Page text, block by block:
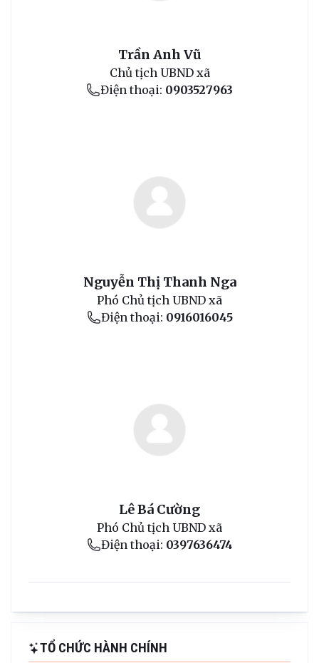
Trần Anh Vũ
Chủ tịch UBND xã
Điện thoại: 0903527963
Nguyễn Thị Thanh Nga
Phó Chủ tịch UBND xã
Điện thoại: 0916016045
Lê Bá Cường
Phó Chủ tịch UBND xã
Điện thoại: 0397636474
TỔ CHỨC HÀNH CHÍNH